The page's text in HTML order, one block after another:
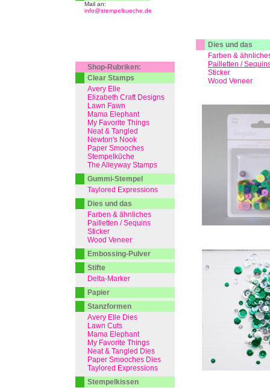
Dies und das
Farben &
Pailletten /
Sticker
Wood Veneer
Mail an:
info@stempelkueche.de
Shop-Rubriken:
Clear Stamps
Avery Elle
Elizabeth Craft Designs
Lawn Fawn
Mama Elephant
My Favorite Things
Neat & Tangled
Newton's Nook
Paper Smooches
Stempelküche
The Alleyway Stamps
Gummi-Stempel
Taylored Expressions
Dies und das
Farben & ähnliches
Pailletten / Sequins
Sticker
Wood Veneer
Embossing-Pulver
Stifte
Delta-Marker
Papier
Stanzformen
Avery Elle Dies
Lawn Cuts
Mama Elephant
My Favorite Things
Neat & Tangled Dies
Paper Smooches Dies
Taylored Expressions
Stempelkissen